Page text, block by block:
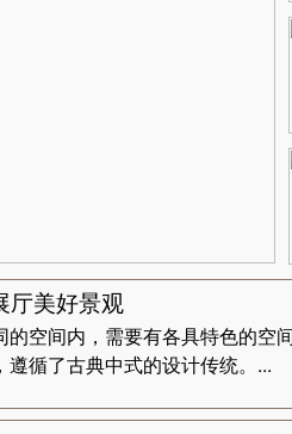
厅美好景观
空间内，需要有各具特色的空
循了古典中式的设计传统。...